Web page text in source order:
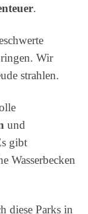
.
Wir
strahlen.
und
gibt
Wasserbecken
diese Parks in